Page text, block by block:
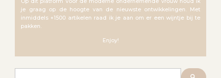
Op dit platform voor de moderne ondernemende vrouw houd ik
je graag op de hoogte van de nieuwste ontwikkelingen. Met
inmiddels +1500 artikelen raad ik je aan om er een wijntje bij te
pakken.
Enjoy!